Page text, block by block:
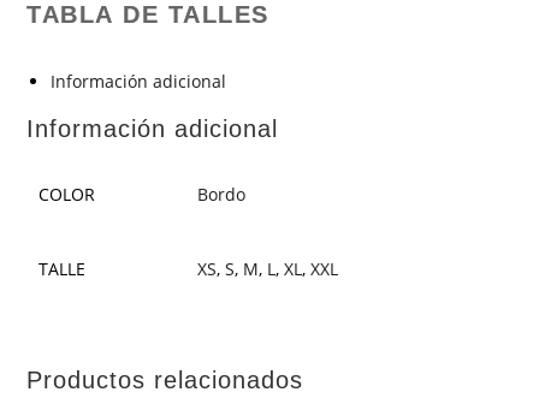
TABLA DE TALLES
Información adicional
Información adicional
COLOR Bordo
TALLE XS,S, M, L,XL,XXL
Productos relacionados